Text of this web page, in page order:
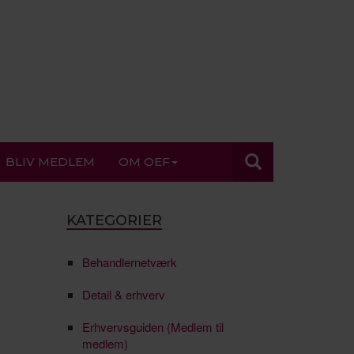
BLIV MEDLEM OM OEF
KATEGORIER
Behandlernetværk
Detail & erhverv
Erhvervsguiden (Medlem til
medlem)